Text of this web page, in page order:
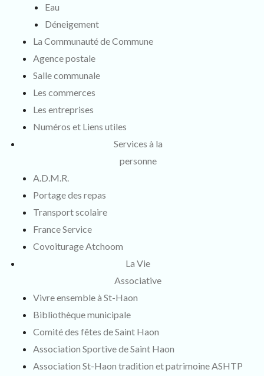
Eau
Déneigement
La Communauté de Commune
Agence postale
Salle communale
Les commerces
Les entreprises
Numéros et Liens utiles
Services à la
personne
A.D.M.R.
Portage des repas
Transport scolaire
France Service
Covoiturage Atchoom
La Vie
Associative
Vivre ensemble à St-Haon
Bibliothèque municipale
Comité des fêtes de Saint Haon
Association Sportive de Saint Haon
Association St-Haon tradition et patrimoine ASHTP